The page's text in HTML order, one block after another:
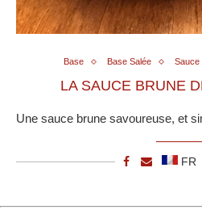
Base Base Salée Sauce
LA SAUCE BRUNE
Une sauce brune savoureuse, et
FR